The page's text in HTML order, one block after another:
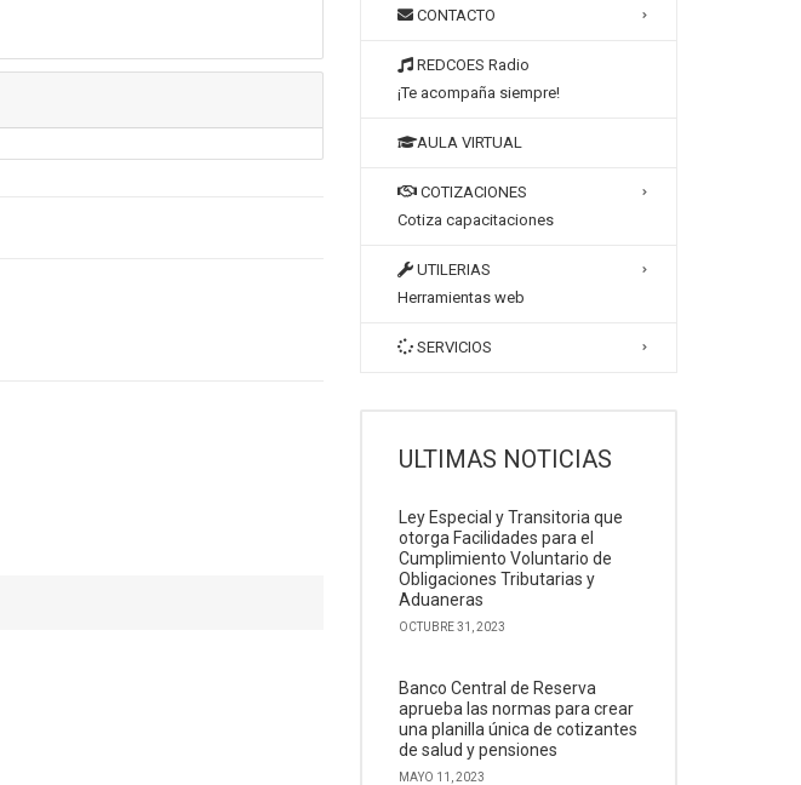
CONTACTO
REDCOES Radio
¡Te acompaña siempre!
AULA VIRTUAL
COTIZACIONES
Cotiza capacitaciones
UTILERIAS
Herramientas web
SERVICIOS
ULTIMAS NOTICIAS
Ley Especial y Transitoria que
otorga Facilidades para el
Cumplimiento Voluntario de
Obligaciones Tributarias y
Aduaneras
OCTUBRE 31, 2023
Banco Central de Reserva
aprueba las normas para crear
una planilla única de cotizantes
de salud y pensiones
MAYO 11, 2023